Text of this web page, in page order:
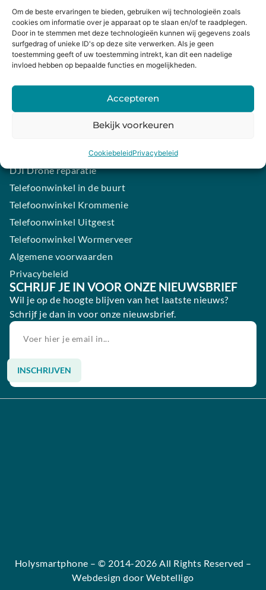
Om de beste ervaringen te bieden, gebruiken wij technologieën zoals
cookies om informatie over je apparaat op te slaan en/of te raadplegen.
Door in te stemmen met deze technologieën kunnen wij gegevens zoals
surfgedrag of unieke ID's op deze site verwerken. Als je geen
toestemming geeft of uw toestemming intrekt, kan dit een nadelige
invloed hebben op bepaalde functies en mogelijkheden.
Accepteren
Bekijk voorkeuren
CookiebeleidPrivacybeleid
Mijn winkelwagen
HANDIGE LINKS
Levering en retourneren
Garantie
Contact
iPhone laten maken
Samsung smartphone laten maken
Elektronica verkopen
DJI Drone reparatie
Telefoonwinkel in de buurt
Telefoonwinkel Krommenie
Telefoonwinkel Uitgeest
Telefoonwinkel Wormerveer
Algemene voorwaarden
Privacybeleid
SCHRIJF JE IN VOOR ONZE NIEUWSBRIEF
Wil je op de hoogte blijven van het laatste nieuws?
Schrijf je dan in voor onze nieuwsbrief.
INSCHRIJVEN
Alternative:
Holysmartphone – © 2014-2026 All Rights Reserved –
Webdesign door Webtelligo